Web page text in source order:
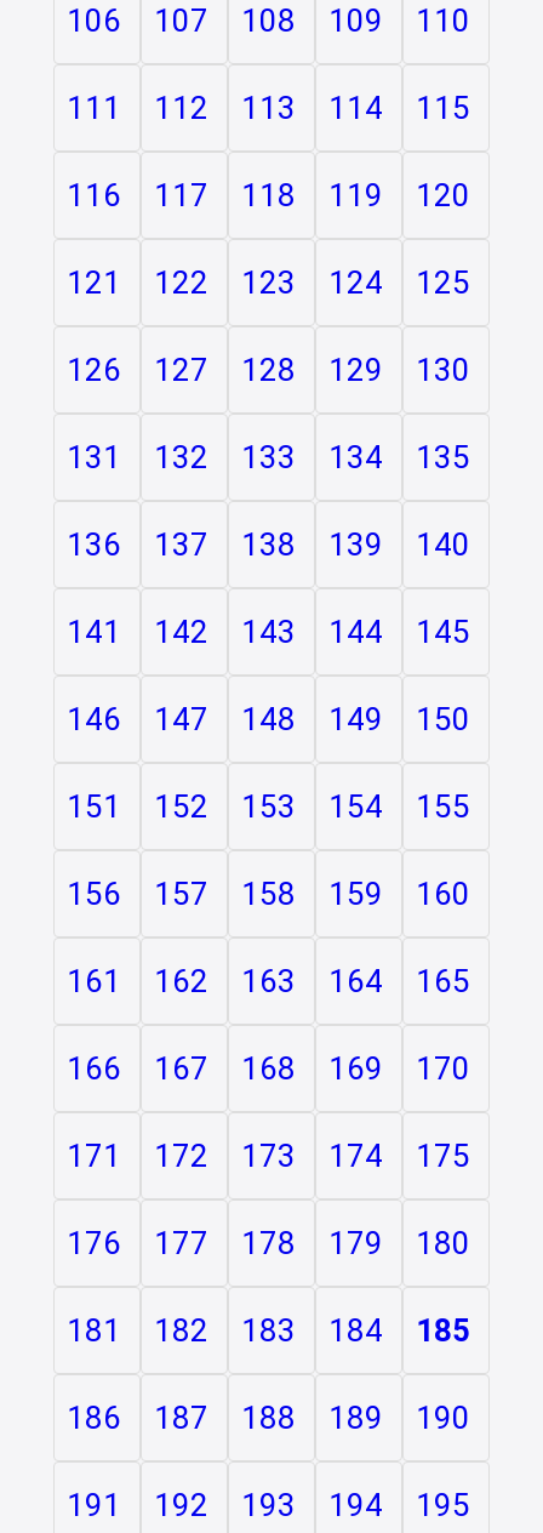
106 107 108 109 110
111 112 113 114 115
116 117 118 119 120
121 122 123 124 125
126 127 128 129 130
131 132 133 134 135
136 137 138 139 140
141 142 143 144 145
146 147 148 149 150
151 152 153 154 155
156 157 158 159 160
161 162 163 164 165
166 167 168 169 170
171 172 173 174 175
176 177 178 179 180
181 182 183 184 185
186 187 188 189 190
191 192 193 194 195